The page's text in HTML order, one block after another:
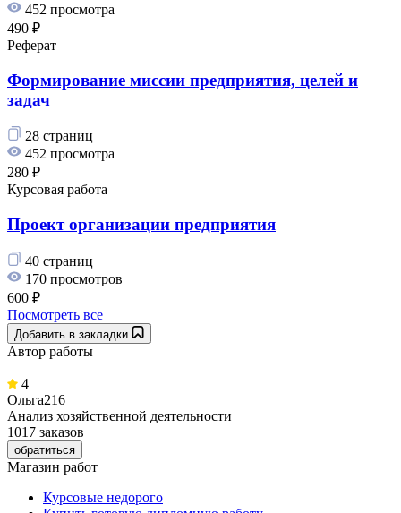
452 просмотра
490 ₽
Реферат
Формирование миссии предприятия, целей и
задач
28 страниц
452 просмотра
280 ₽
Курсовая работа
Проект организации предприятия
40 страниц
170 просмотров
600 ₽
Посмотреть все
Добавить в закладки
Автор работы
4
Ольга216
Анализ хозяйственной деятельности
1017 заказов
обратиться
Магазин работ
Курсовые недорого